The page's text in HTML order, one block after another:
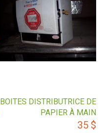
BOITES DISTRIBUTRICE DE
PAPIER À MAIN
35 $